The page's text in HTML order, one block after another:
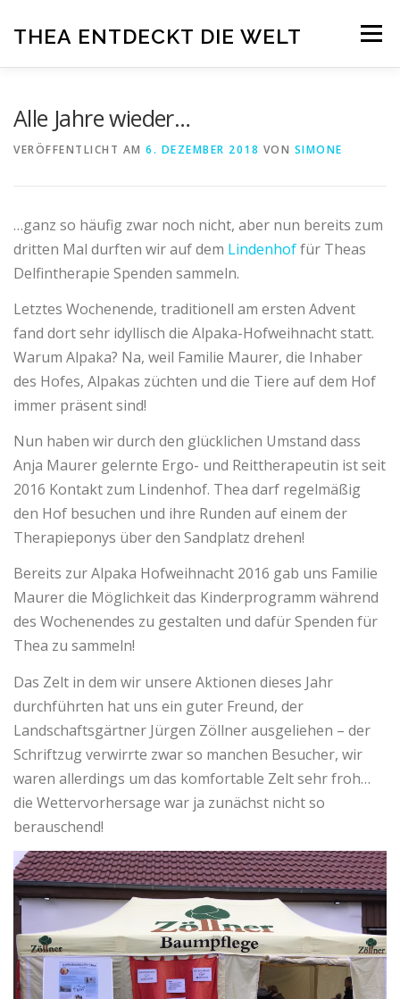
Inhalt
THEA ENTDECKT DIE WELT Menü
Alle Jahre wieder…
VERÖFFENTLICHT AM 6. DEZEMBER 2018 VON SIMONE
…ganz so häufig zwar noch nicht, aber nun bereits zum
dritten Mal durften wir auf dem Lindenhoffür Theas
Delfintherapie Spenden sammeln.
Letztes Wochenende, traditionell am ersten Advent
fand dort sehr idyllisch die Alpaka-Hofweihnacht statt.
Warum Alpaka? Na, weil Familie Maurer, die Inhaber
des Hofes, Alpakas züchten und die Tiere auf dem Hof
immer präsent sind!
Nun haben wir durch den glücklichen Umstand dass
Anja Maurer gelernte Ergo- und Reittherapeutin ist seit
2016 Kontakt zum Lindenhof. Thea darf regelmäßig
den Hof besuchen und ihre Runden auf einem der
Therapieponys über den Sandplatz drehen!
Bereits zur Alpaka Hofweihnacht 2016 gab uns Familie
Maurer die Möglichkeit das Kinderprogramm während
des Wochenendes zu gestalten und dafür Spenden für
Thea zu sammeln!
Das Zelt in dem wir unsere Aktionen dieses Jahr
durchführten hat uns ein guter Freund, der
Landschaftsgärtner Jürgen Zöllner ausgeliehen – der
Schriftzug verwirrte zwar so manchen Besucher, wir
waren allerdings um das komfortable Zelt sehr froh…
die Wettervorhersage war ja zunächst nicht so
berauschend!